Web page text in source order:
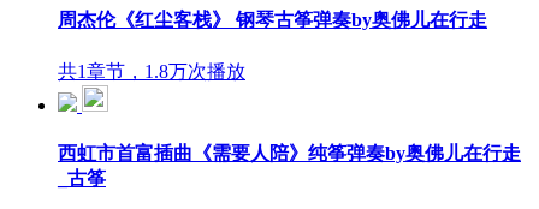
周杰伦《红尘客栈》 钢琴古筝弹奏by奥佛儿在行走
共1章节，1.8万次播放
西虹市首富插曲《需要人陪》纯筝弹奏by奥佛儿在行走
_古筝